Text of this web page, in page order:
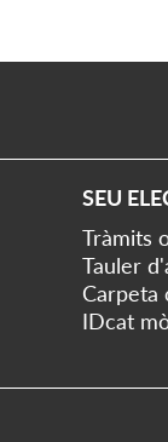
SEU
Tràmits
Tauler
Carpeta
IDcat